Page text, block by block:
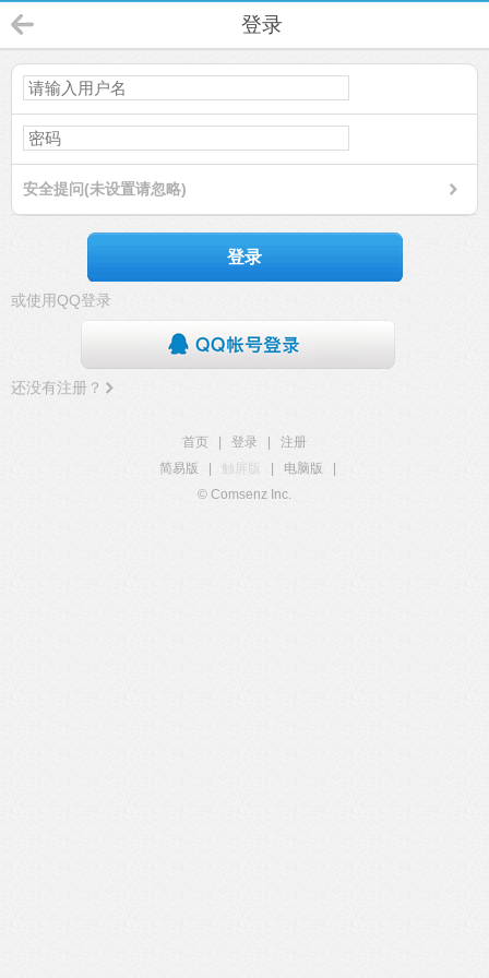
登录
安全提问(未设置请忽略)
登录
或使用QQ登录
还没有注册？
首页 登录
注册
简易版
触屏版 电脑版
© Comsenz Inc.